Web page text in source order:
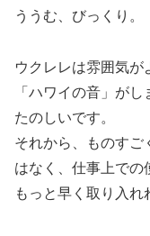
ううむ、びっくり。
ウクレレは雰囲気が
「ハワイの音」がし
たのしいです。
それから、ものすご
はなく、仕事上での
もっと早く取り入れ